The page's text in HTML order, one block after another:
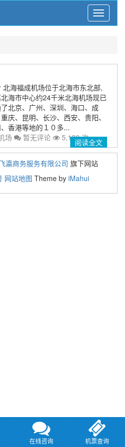
Menu
北海福成机场位于北海市东北部,
海市中心约24千米北海机场现已
北京、广州、深圳、海口、成
庆、昆明、长沙、西安、贵阳、
香港等地的１０多...
场 暂无评论 5,139 次阅读全文
瀛商务服务有限公司 旗下网站
网站地图 Theme by iMahui
在线咨询 机票查询